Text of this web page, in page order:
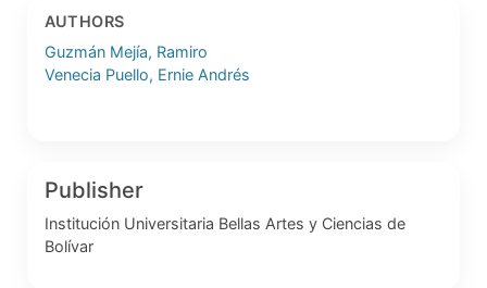
AUTHORS
Guzmán Mejía, Ramiro
Venecia Puello, Ernie Andrés
Publisher
Institución Universitaria Bellas Artes y Ciencias de
Bolívar